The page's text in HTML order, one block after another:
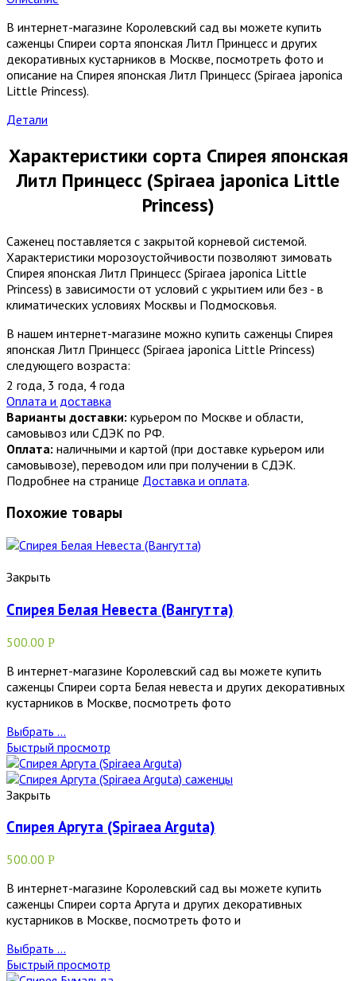
В интернет-магазине Королевский сад вы можете купить
саженцы Спиреи сорта японская Литл Принцесс и других
декоративных кустарников в Москве, посмотреть фото и
описание на Спирея японская Литл Принцесс (Spiraea japonica
Little Princess).
Детали
Характеристики сорта Спирея японская
Литл Принцесс (Spiraea japonica Little
Princess)
Саженец поставляется с закрытой корневой системой.
Характеристики морозоустойчивости позволяют зимовать
Спирея японская Литл Принцесс (Spiraea japonica Little
Princess) в зависимости от условий с укрытием или без - в
климатических условиях Москвы и Подмосковья.
В нашем интернет-магазине можно купить саженцы Спирея
японская Литл Принцесс (Spiraea japonica Little Princess)
следующего возраста:
2 года 3 года 4 года
Оплата и доставка
Варианты доставки: курьером по Москве и области,
самовывоз или СДЭК по РФ.
Оплата: наличными и картой (при доставке курьером или
самовывозе), переводом или при получении в СДЭК.
Подробнее на странице Доставка и оплата.
Похожие товары
Закрыть
Спирея Белая Невеста (Вангутта)
500.00 Р
В интернет-магазине Королевский сад вы можете купить
саженцы Спиреи сорта Белая невеста и других декоративных
кустарников в Москве, посмотреть фото
Выбрать ...
Быстрый просмотр
Закрыть
Спирея Аргута (Spiraea Arguta)
500.00 Р
В интернет-магазине Королевский сад вы можете купить
саженцы Спиреи сорта Аргута и других декоративных
кустарников в Москве, посмотреть фото и
Выбрать ...
Быстрый просмотр